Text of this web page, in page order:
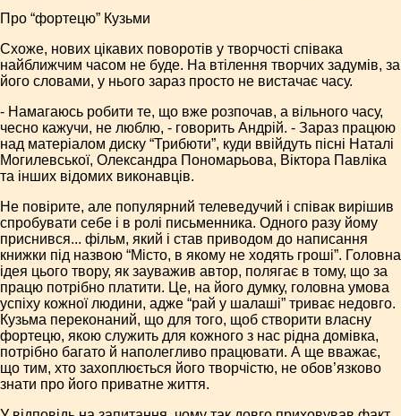
Про “фортецю” Кузьми
Схоже, нових цікавих поворотів у творчості співака
найближчим часом не буде. На втілення творчих задумів, за
його словами, у нього зараз просто не вистачає часу.
- Намагаюсь робити те, що вже розпочав, а вільного часу,
чесно кажучи, не люблю, - говорить Андрій. - Зараз працюю
над матеріалом диску “Трибюти”, куди ввійдуть пісні Наталі
Могилевської, Олександра Пономарьова, Віктора Павліка
та інших відомих виконавців.
Не повірите, але популярний телеведучий і співак вирішив
спробувати себе і в ролі письменника. Одного разу йому
приснився... фільм, який і став приводом до написання
книжки під назвою “Місто, в якому не ходять гроші”. Головна
ідея цього твору, як зауважив автор, полягає в тому, що за
працю потрібно платити. Це, на його думку, головна умова
успіху кожної людини, адже “рай у шалаші” триває недовго.
Кузьма переконаний, що для того, щоб створити власну
фортецю, якою служить для кожного з нас рідна домівка,
потрібно багато й наполегливо працювати. А ще вважає,
що тим, хто захоплюється його творчістю, не обов’язково
знати про його приватне життя.